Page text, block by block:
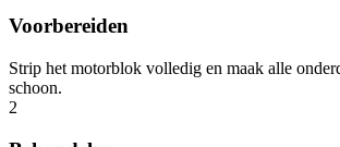
Voorbereiden
Strip het motorblok volledig en maak alle
schoon.
2